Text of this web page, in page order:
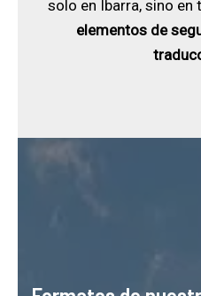
solo en Ibarra, sino en
elementos de